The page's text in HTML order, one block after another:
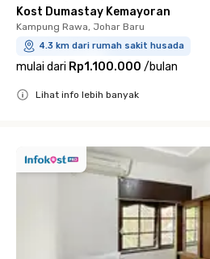
Kost Dumastay Kemayoran
Kampung Rawa, Johar Baru
4.3 km dari rumah sakit husada
mulai dari Rp1.100.000 /bulan
Lihat info lebih banyak